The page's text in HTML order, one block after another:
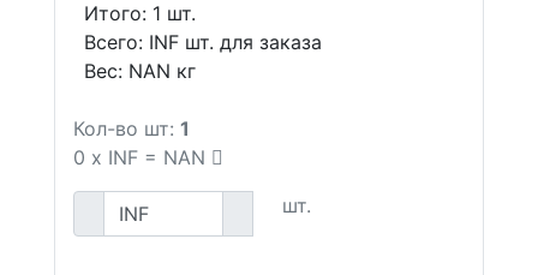
Итого: 1 шт.
Всего: INF шт. для заказа
Вес: NAN кг
Кол-во шт: 1
0 x INF = NAN
шт.